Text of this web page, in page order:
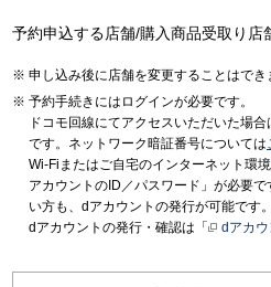
予約申込する店舗/購入商品受取り店
申し込み後に店舗を変更することはでき
予約手続きにはログインが必要です。
ドコモ回線にてアクセスいただいた場
です。ネットワーク暗証番号については
Wi-Fiまたはご自宅のインターネット環
アカウントのID／パスワード」が必要
い方も、dアカウントの発行が可能です。
dアカウントの発行・確認は「
dアカ